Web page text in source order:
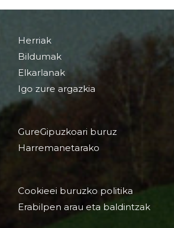
Herriak
Bildumak
Elkarlanak
Igo zure argazkia
GureGipuzkoari buruz
Harremanetarako
Cookieei buruzko politika
Erabilpen arau eta baldintzak